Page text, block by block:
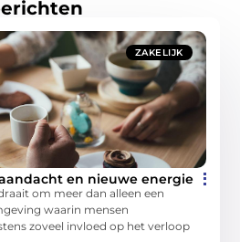
ZAKELIJK
en nieuwe energie
om meer dan alleen een
waarin mensen
zoveel invloed op het verloop